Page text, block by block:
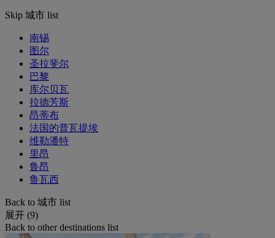
Skip 城市 list
南锡
图尔
圣拉斐尔
巴黎
库尔贝瓦
拉德芳斯
昂蒂布
法国的普瓦提埃
维勒潘特
里昂
鲁昂
鲁瓦西
Back to 城市 list
展开 (9)
Back to other destinations list